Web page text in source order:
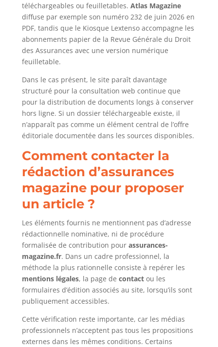
téléchargeables ou feuilletables. Atlas Magazine
diffuse par exemple son numéro 232 de juin 2026 en
PDF, tandis que le Kiosque Lextenso accompagne les
abonnements papier de la Revue Générale du Droit
des Assurances avec une version numérique
feuilletable.
Dans le cas présent, le site paraît davantage
structuré pour la consultation web continue que
pour la distribution de documents longs à conserver
hors ligne. Si un dossier téléchargeable existe, il
n’apparaît pas comme un élément central de l’offre
éditoriale documentée dans les sources disponibles.
Comment contacter la
rédaction d’assurances
magazine pour proposer
un article ?
Les éléments fournis ne mentionnent pas d’adresse
rédactionnelle nominative, ni de procédure
formalisée de contribution pour assurances-
magazine.fr. Dans un cadre professionnel, la
méthode la plus rationnelle consiste à repérer les
mentions légales, la page de contactou les
formulaires d’édition associés au site, lorsqu’ils sont
publiquement accessibles.
Cette vérification reste importante, car les médias
professionnels n’acceptent pas tous les propositions
externes dans les mêmes conditions. Certains